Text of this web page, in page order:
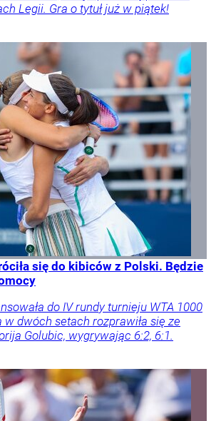
Legii. Gra o tytuł już w piątek!
się do kibiców z Polski. Będzie
do IV rundy turnieju WTA 1000
w dwóch setach rozprawiła się ze
Golubic, wygrywając 6:2, 6:1.